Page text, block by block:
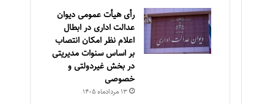
رأی هیأت عمومی دیوان
عدالت اداری در ابطال
اعلام نظر امکان انتصاب
بر اساس سنوات مدیریتی
در بخش غیردولتی و
خصوصی
۱۳ مرداد‌ماه ۱۴۰۵